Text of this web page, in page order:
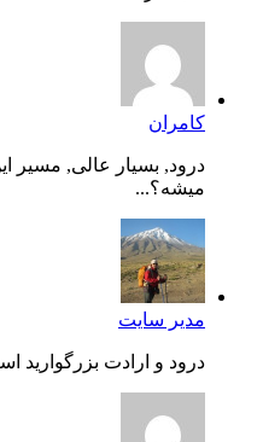
کامران
درود, بسیار عالی, مسیر
میشه؟...
مدیر سایت
درود و ارادت بزرگوارید